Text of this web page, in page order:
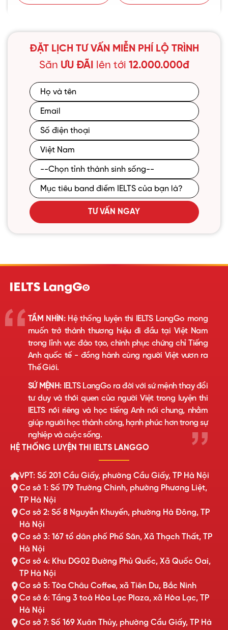
ĐẶT LỊCH TƯ VẤN MIỄN PHÍ LỘ TRÌNH
Săn ƯU ĐÃI lên tới 12.000.000đ
TƯ VẤN NGAY
TẦM NHÌN:Hệ thống luyện thi IELTS LangGo mong
muốn trở thành thương hiệu đi đầu tại Việt Nam
trong lĩnh vực đào tạo, chinh phục chứng chỉ Tiếng
Anh quốc tế - đồng hành cùng người Việt vươn ra
Thế Giới.
SỨ MỆNH:IELTS LangGo ra đời với sứ mệnh thay đổi
tư duy và thói quen của người Việt trong luyện thi
IELTS nói riêng và học tiếng Anh nói chung, nhằm
giúp người học thành công, hạnh phúc hơn trong sự
nghiệp và cuộc sống.
HỆ THỐNG LUYỆN THI IELTS LANGGO
VPT: Số 201 Cầu Giấy, phường Cầu Giấy, TP Hà Nội
Cơ sở 1: Số 179 Trường Chinh, phường Phương Liệt,
TP Hà Nội
Cơ sở 2: Số 8 Nguyễn Khuyến, phường Hà Đông, TP
Hà Nội
Cơ sở 3: 167 tổ dân phố Phố Săn, Xã Thạch Thất, TP
Hà Nội
Cơ sở 4: Khu DG02 Đường Phủ Quốc, Xã Quốc Oai,
TP Hà Nội
Cơ sở 5: Tòa Châu Coffee, xã Tiên Du, Bắc Ninh
Cơ sở 6: Tầng 3 toà Hòa Lạc Plaza, xã Hòa Lạc, TP
Hà Nội
Cơ sở 7: Số 169 Xuân Thủy, phường Cầu Giấy, TP Hà